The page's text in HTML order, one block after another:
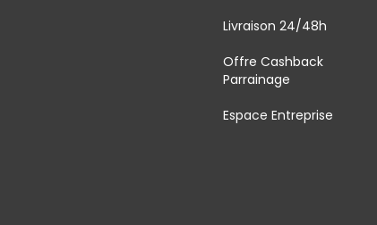
Livraison 24/48h
Offre Cashback
Parrainage
Espace Entreprise